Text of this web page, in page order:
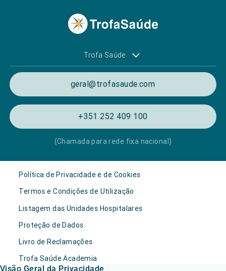
Trofa Saúde
geral@trofasaude.com
+351 252 409 100
(Chamada para rede fixa nacional)
Política de Privacidade e de Cookies
Termos e Condições de Utilização
Listagem das Unidades Hospitalares
Proteção de Dados
Livro de Reclamações
Trofa Saúde Academia
Visão Geral da Privacidade